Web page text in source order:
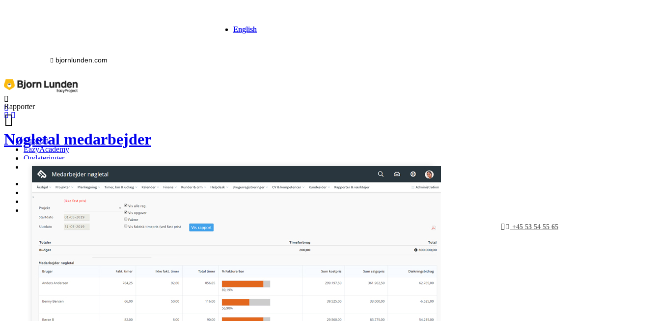
bjornlunden.com
English
Support
EazyAcademy
Opdateringer
Driftstatus
Support
EazyAcademy
Opdateringer
Driftstatus
English
+45 53 54 55 65
Rapporter
Nøgletal medarbejder